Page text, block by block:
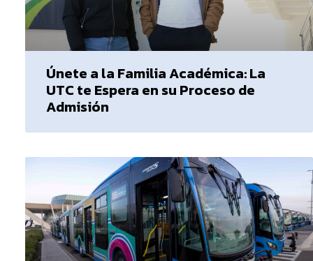
Únete a la Familia Académica: La
UTC te Espera en su Proceso de
Admisión